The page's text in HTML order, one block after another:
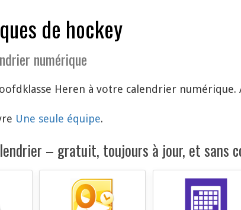
de hockey
numérique
Heren à votre calendrier numérique.
Une seule équipe.
– gratuit, toujours à jour, et sans